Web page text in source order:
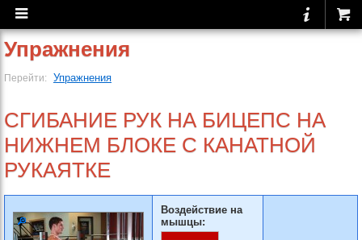
Упражнения
Перейти: Упражнения
СГИБАНИЕ РУК НА БИЦЕПС НА
НИЖНЕМ БЛОКЕ С КАНАТНОЙ
РУКАЯТКЕ
Воздействие на
мышцы: